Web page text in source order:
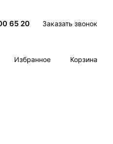
65 20 Заказать звонок
Избранное Корзина